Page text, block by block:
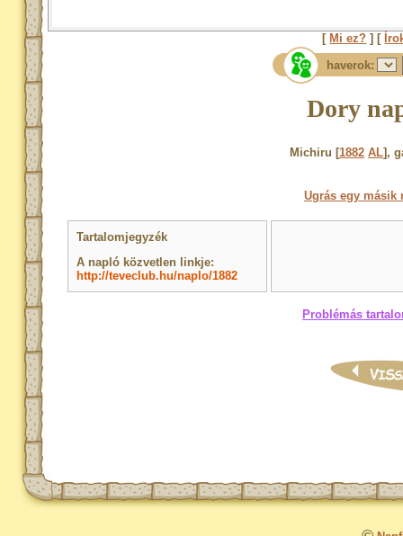
[ Mi ez? ] [
haverok:
Dory
Michiru [1882 AL],
Ugrás egy másik
Tartalomjegyzék
A napló közvetlen linkje:
http://teveclub.hu/naplo/1882
Problémás